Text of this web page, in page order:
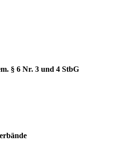
§ 6 Nr. 3 und 4 StbG